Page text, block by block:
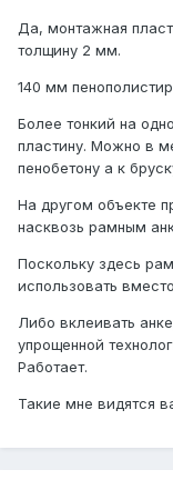
Да, монтажная
толщину 2 мм.
140 мм
Более тонкий на
пластину. Можно в
пенобетону а к
На другом объекте
насквозь рамным
Поскольку здесь
использовать
Либо вклеивать
упрощенной
Работает.
Такие мне видятся